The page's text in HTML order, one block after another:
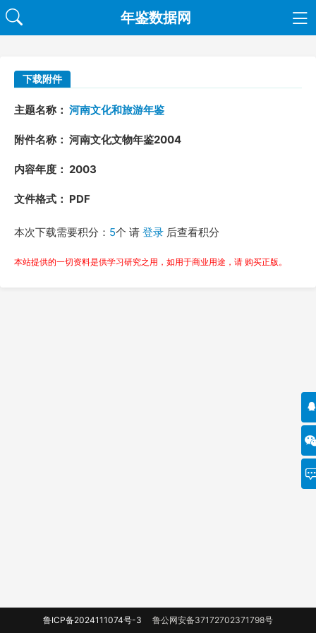
年鉴数据网
下载附件
主题名称： 河南文化和旅游年鉴
附件名称： 河南文化文物年鉴2004
内容年度： 2003
文件格式： PDF
本次下载需要积分： 5个 请 登录 后查看积分
本站提供的一切资料是供学习研究之用，如用于商业用途，请 购买正版。
鲁ICP备2024111074号-3 鲁公网安备37172702371798号